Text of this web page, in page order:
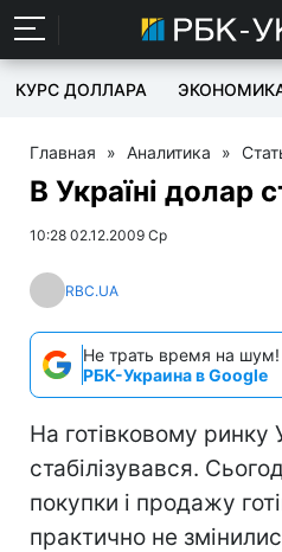
КУРС ДОЛЛАРА
Главная » Аналитика »
В Україні долар
10:28 02.12.2009 Ср
RBC.UA
Не трать время на шум!
РБК-Украина в Google
На готівковому ринку
стабілізувався.
покупки і продажу
практично не